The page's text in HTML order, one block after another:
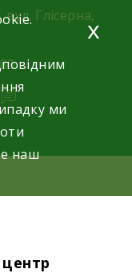
Глісерна,
ми
наш
x